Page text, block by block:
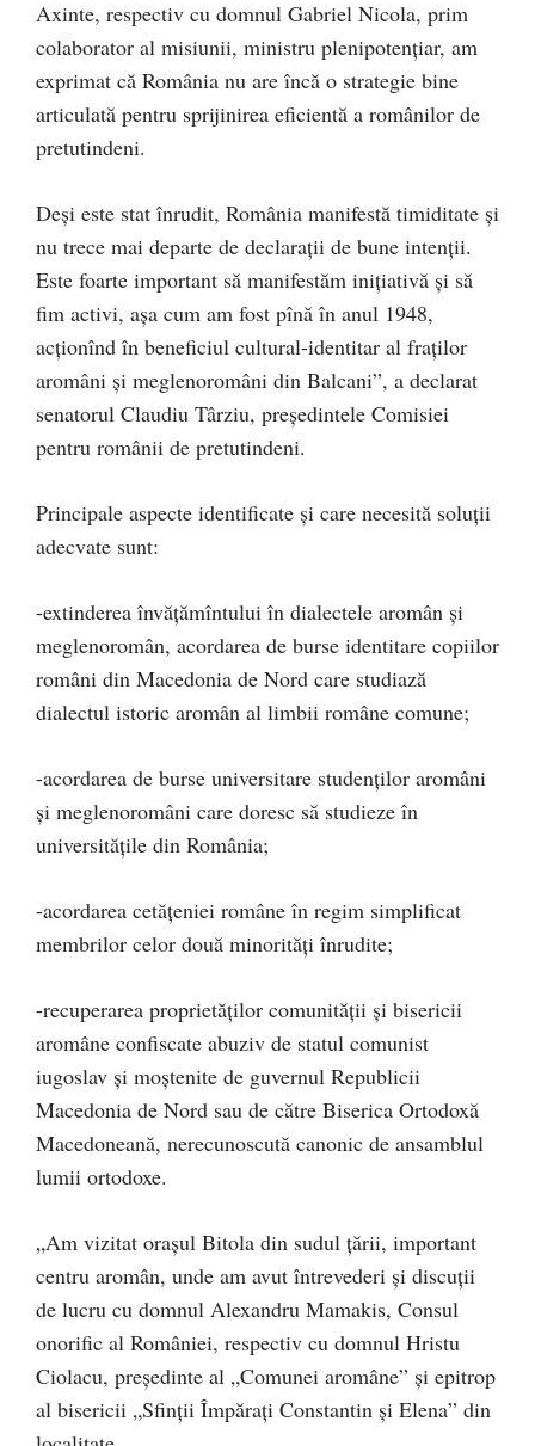
Axinte, respectiv cu domnul Gabriel Nicola, prim
colaborator al misiunii, ministru plenipotențiar, am
exprimat că România nu are încă o strategie bine
articulată pentru sprijinirea eficientă a românilor de
pretutindeni.
Deşi este stat înrudit, România manifestă timiditate și
nu trece mai departe de declarații de bune intenții.
Este foarte important să manifestăm inițiativă și să
fim activi, așa cum am fost pînă în anul 1948,
acționînd în beneficiul cultural-identitar al fraților
aromâni și meglenoromâni din Balcani”, a declarat
senatorul Claudiu Târziu, președintele Comisiei
pentru românii de pretutindeni.
Principale aspecte identificate și care necesită soluții
adecvate sunt:
-extinderea învățămîntului în dialectele aromân și
meglenoromân, acordarea de burse identitare copiilor
români din Macedonia de Nord care studiază
dialectul istoric aromân al limbii române comune;
-acordarea de burse universitare studenților aromâni
și meglenoromâni care doresc să studieze în
universitățile din România;
-acordarea cetățeniei române în regim simplificat
membrilor celor două minorități înrudite;
-recuperarea proprietăților comunității și bisericii
aromâne confiscate abuziv de statul comunist
iugoslav și moștenite de guvernul Republicii
Macedonia de Nord sau de către Biserica Ortodoxă
Macedoneană, nerecunoscută canonic de ansamblul
lumii ortodoxe.
„Am vizitat orașul Bitola din sudul țării, important
centru aromân, unde am avut întrevederi și discuții
de lucru cu domnul Alexandru Mamakis, Consul
onorific al României, respectiv cu domnul Hristu
Ciolacu, președinte al „Comunei aromâne” și epitrop
al bisericii „Sfinții Împărați Constantin și Elena” din